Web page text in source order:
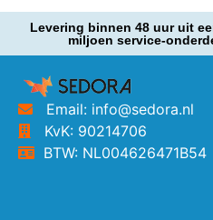
Levering binnen 48 uur uit
miljoen service-
Email: info@sedora.nl
KvK: 90214706
BTW: NL004626471B54